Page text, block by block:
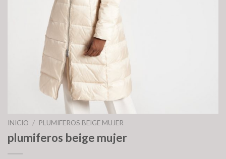
INICIO / PLUMIFEROS BEIGE MUJER
plumiferos beige mujer